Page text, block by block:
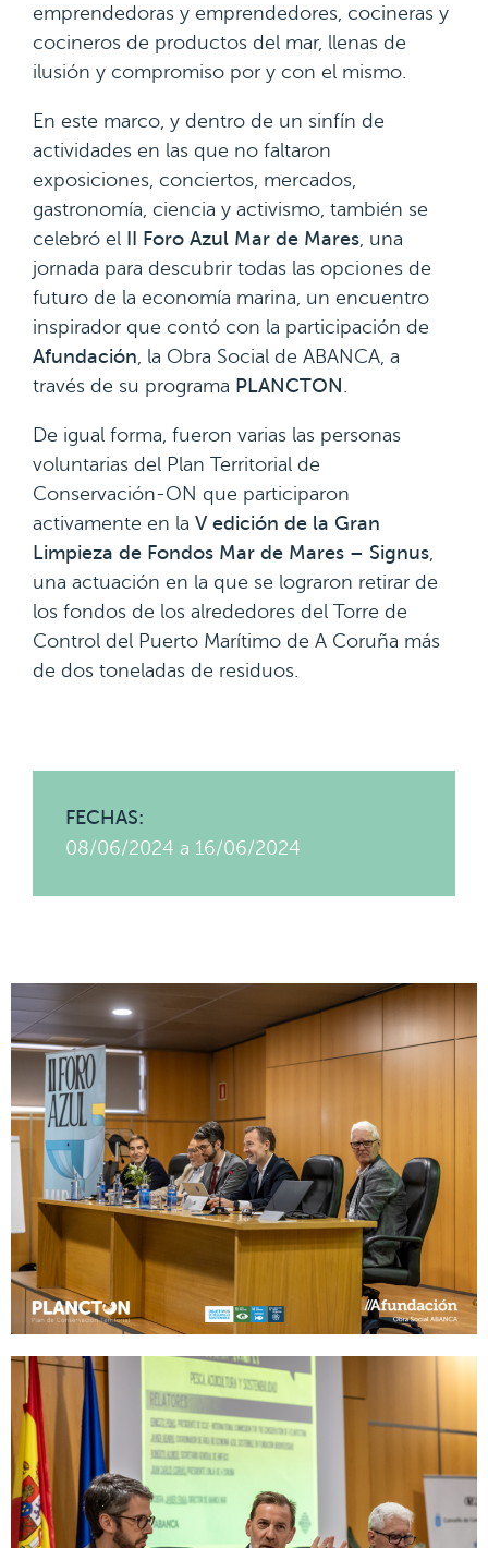
emprendedoras y emprendedores, cocineras y
cocineros de productos del mar, llenas de
ilusión y compromiso por y con el mismo.
En este marco, y dentro de un sinfín de
actividades en las que no faltaron
exposiciones, conciertos, mercados,
gastronomía, ciencia y activismo, también se
celebró el
II Foro Azul Mar de Mares, una
jornada para descubrir todas las opciones de
futuro de la economía marina, un encuentro
inspirador que contó con la participación de
Afundación, la Obra Social de ABANCA, a
través de su programa PLANCTON .
De igual forma, fueron varias las personas
voluntarias del Plan Territorial de
Conservación-ON que participaron
activamente en la V edición de la Gran
Limpieza de Fondos Mar de Mares – Signus,
una actuación en la que se lograron retirar de
los fondos de los alrededores del Torre de
Control del Puerto Marítimo de A Coruña más
de dos toneladas de residuos.
FECHAS:
08/06/2024 a 16/06/2024